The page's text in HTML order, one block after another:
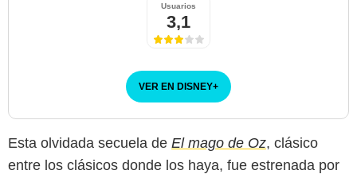
Usuarios
3,1
VER EN DISNEY+
Esta olvidada secuela de El mago de Oz, clásico
entre los clásicos donde los haya, fue estrenada por